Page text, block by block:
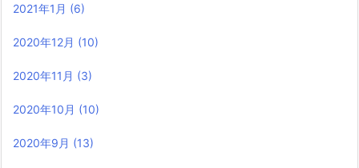
2021年1月 (6)
2020年12月 (10)
2020年11月 (3)
2020年10月 (10)
2020年9月 (13)